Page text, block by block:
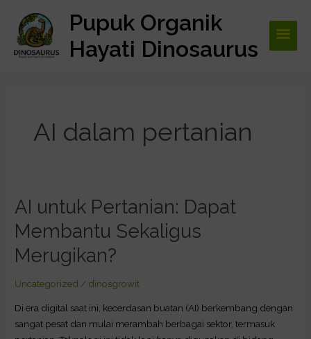
konten
Pupuk Organik
Hayati Dinosaurus
AI dalam pertanian
AI untuk Pertanian: Dapat
Membantu Sekaligus
Merugikan?
Uncategorized / dinosgrowit
Di era digital saat ini, kecerdasan buatan (AI) berkembang dengan
sangat pesat dan mulai merambah berbagai sektor, termasuk
AI
Pertanian:
Dapat
Membantu
Sekaligus